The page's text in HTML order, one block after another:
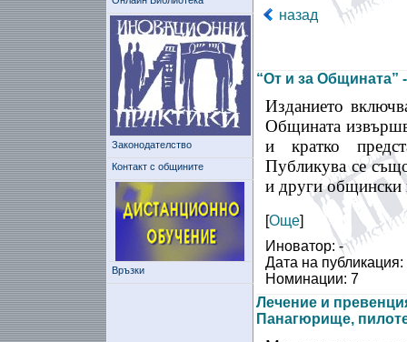
Законодателство
Контакт с общините
Връзки
назад
“От и за
Изданието
Общината
и кратко
Публикува се
и други общински
[Още]
Иноватор: -
Дата на
Номинации: 7
Лечение и
Панагюрище,